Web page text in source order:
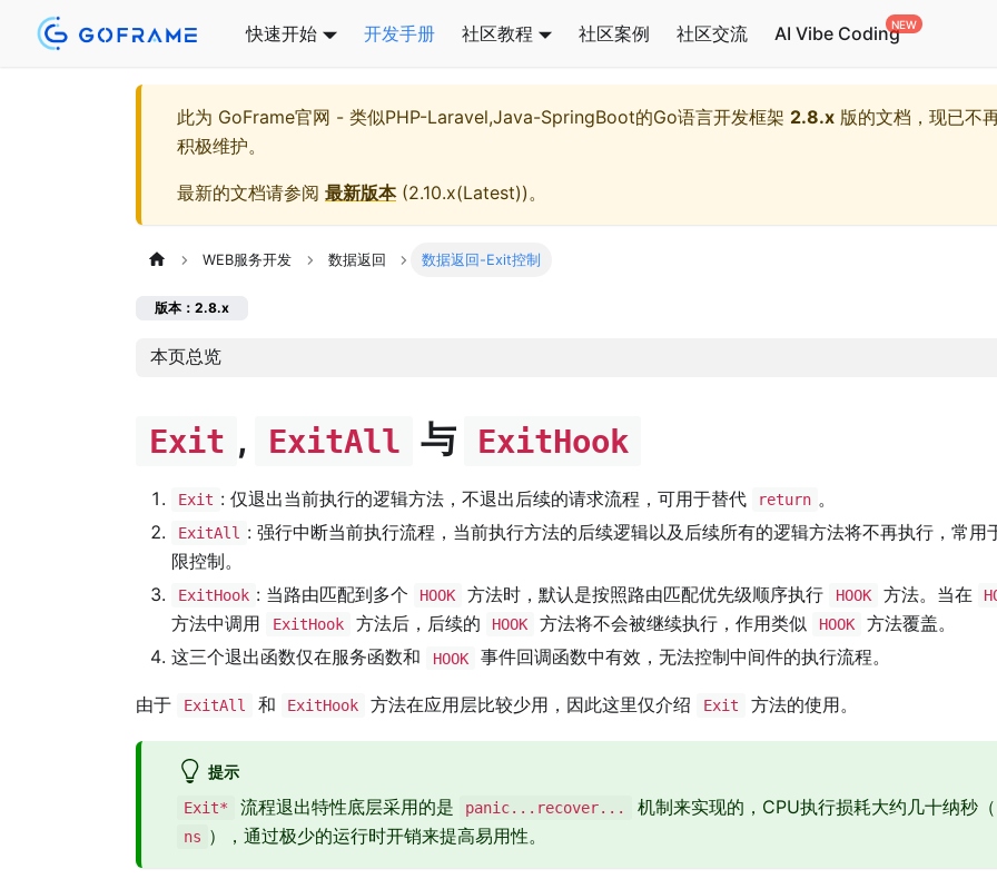
快速开始 开发手册 社区教程 社区案例 社区交流 AI Vibe Coding
此为 GoFrame官网 - 类似PHP-Laravel,Java-SpringBoot的Go语言开发框架 2.8.x 版的文档，现已不
积极维护。
最新的文档请参阅 最新版本(2.10.x(Latest))。
WEB服务开发 数据返回 数据返回-Exit控制
版本：2.8.x
本页总览
Exit , ExitAll 与 ExitHook
Exit : 仅退出当前执行的逻辑方法，不退出后续的请求流程，可用于替代 return 。
ExitAll
: 强行中断当前执行流程，当前执行方法的后续逻辑以及后续所有的逻辑方法将不再执行，常用
限控制。
ExitHook : 当路由匹配到多个 HOOK 方法时，默认是按照路由匹配优先级顺序执行 HOOK 方法。当在
方法中调用 ExitHook 方法后，后续的 HOOK 方法将不会被继续执行，作用类似 HOOK
方法覆盖。
这三个退出函数仅在服务函数和
HOOK 事件回调函数中有效，无法控制中间件的执行流程。
由于 ExitAll 和 ExitHook 方法在应用层比较少用，因此这里仅介绍 Exit 方法的使用。
提示
Exit* 流程退出特性底层采用的是 panic...recover... 机制来实现的，CPU执行损耗大约几十纳秒（
ns ），通过极少的运行时开销来提高易用性。